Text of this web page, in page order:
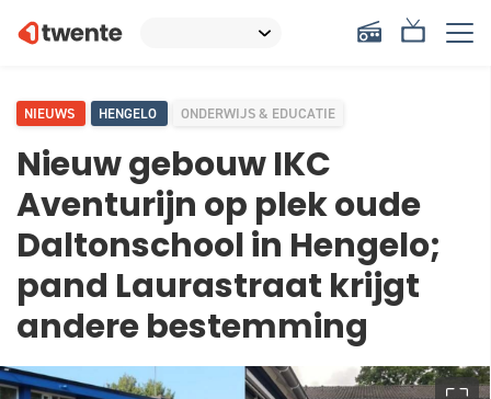
NIEUWS HENGELO ONDERWIJS & EDUCATIE
Nieuw gebouw IKC
Aventurijn op plek oude
Daltonschool in Hengelo;
pand Laurastraat krijgt
andere bestemming